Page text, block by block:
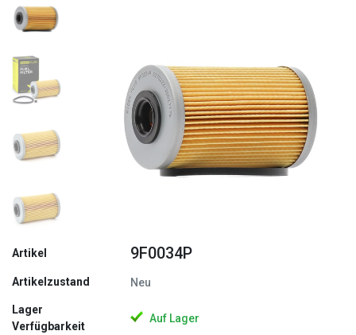
Zurück
Artikel 9F0034P
Artikelzustand Neu
Lager
Verfügbarkeit
Auf Lager